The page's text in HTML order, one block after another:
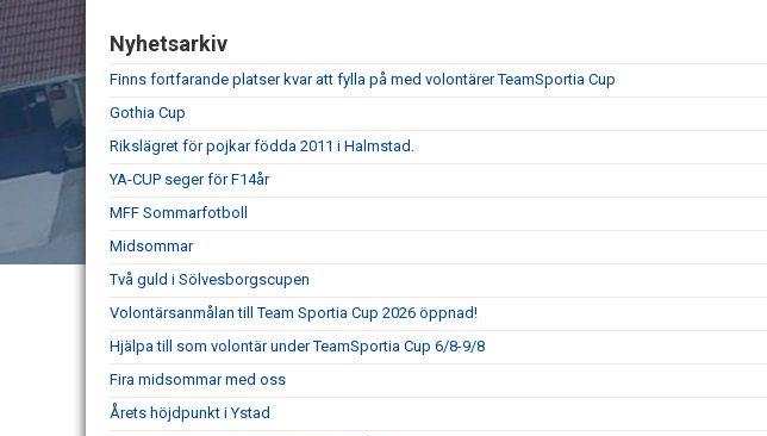
Nyhetsarkiv
Finns fortfarande platser kvar att fylla på med volontärer TeamSportia Cup
Gothia Cup
Rikslägret för pojkar födda 2011 i Halmstad.
YA-CUP seger för F14år
MFF Sommarfotboll
Midsommar
Två guld i Sölvesborgscupen
Volontärsanmålan till Team Sportia Cup 2026 öppnad!
Hjälpa till som volontär under TeamSportia Cup 6/8-9/8
Fira midsommar med oss
Årets höjdpunkt i Ystad